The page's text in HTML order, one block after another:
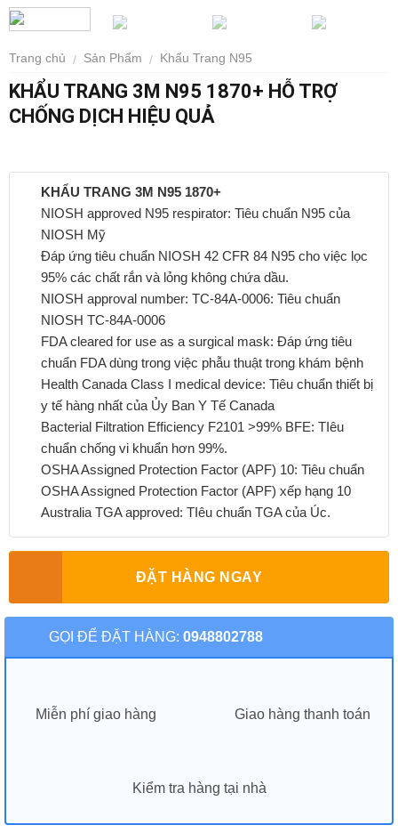
Trang chủ / Sản Phẩm / Khẩu Trang N95
KHẨU TRANG 3M N95 1870+ HỖ TRỢ
CHỐNG DỊCH HIỆU QUẢ
KHẨU TRANG 3M N95 1870+
NIOSH approved N95 respirator: Tiêu chuẩn N95 của
NIOSH Mỹ
Đáp ứng tiêu chuẩn NIOSH 42 CFR 84 N95 cho việc lọc
95% các chất rắn và lỏng không chứa dầu.
NIOSH approval number: TC-84A-0006: Tiêu chuẩn
NIOSH TC-84A-0006
FDA cleared for use as a surgical mask: Đáp ứng tiêu
chuẩn FDA dùng trong việc phẫu thuật trong khám bệnh
Health Canada Class I medical device: Tiêu chuẩn thiết bị
y tế hàng nhất của Ủy Ban Y Tế Canada
Bacterial Filtration Efficiency F2101 >99% BFE: TIêu
chuẩn chống vi khuẩn hơn 99%.
OSHA Assigned Protection Factor (APF) 10: Tiêu chuẩn
OSHA Assigned Protection Factor (APF) xếp hạng 10
Australia TGA approved: TIêu chuẩn TGA của Úc.
ĐẶT HÀNG NGAY
GỌI ĐỂ ĐẶT HÀNG: 0948802788
Miễn phí giao hàng Giao hàng thanh toán
Kiểm tra hàng tại nhà